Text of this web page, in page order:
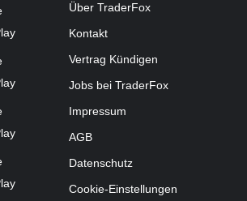
ProFeed
Über TraderFox
Kontakt
Vertrag Kündigen
Jobs bei TraderFox
Impressum
AGB
Datenschutz
Cookie-Einstellungen